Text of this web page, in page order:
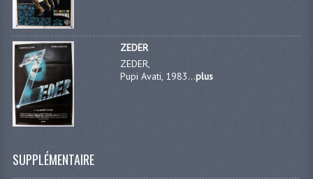
ZEDER
ZEDER,
Pupi Avati, 1983...plus
SUPPLÉMENTAIRE